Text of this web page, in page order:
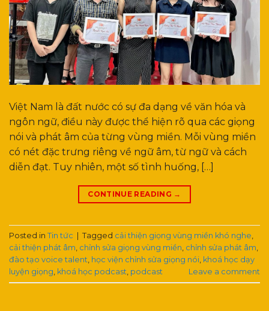
Việt Nam là đất nước có sự đa dạng về văn hóa và
ngôn ngữ, điều này được thể hiện rõ qua các giọng
nói và phát âm của từng vùng miền. Mỗi vùng miền
có nét đặc trưng riêng về ngữ âm, từ ngữ và cách
diễn đạt. Tuy nhiên, một số tình huống, […]
CONTINUE READING →
Posted in Tin tức | Tagged cải thiện giọng vùng miền khó nghe
cải thiện phát âm chỉnh sửa giọng vùng miền chỉnh sửa phát âm
đào tạo voice talent học viện chỉnh sửa giọng nói khoá học dạy
luyện giọng khoá học podcast podcast Leave a comment